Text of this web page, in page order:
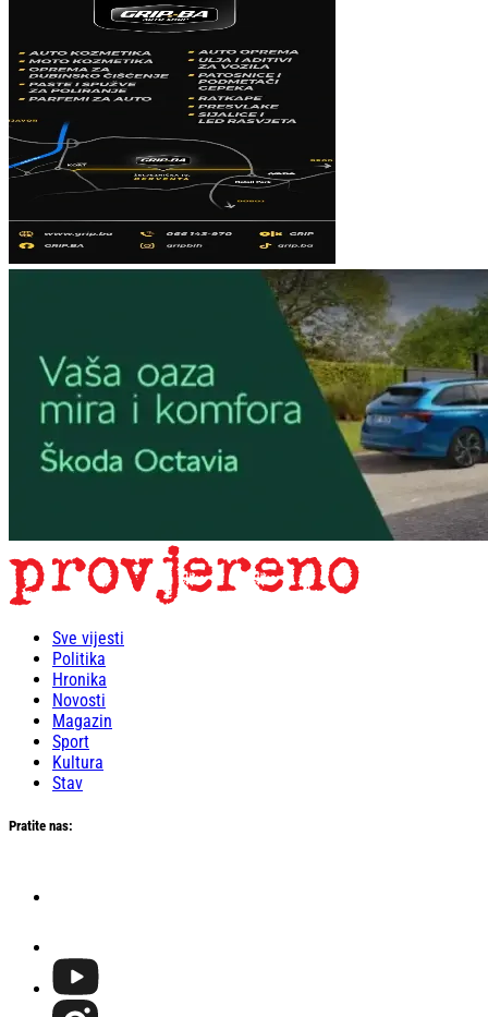
Sve vijesti
Politika
Hronika
Novosti
Magazin
Sport
Kultura
Stav
Pratite nas: